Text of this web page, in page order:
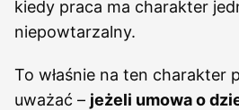
kiedy praca ma charakter
niepowtarzalny.
To właśnie na ten charakter
uważać – jeżeli umowa o